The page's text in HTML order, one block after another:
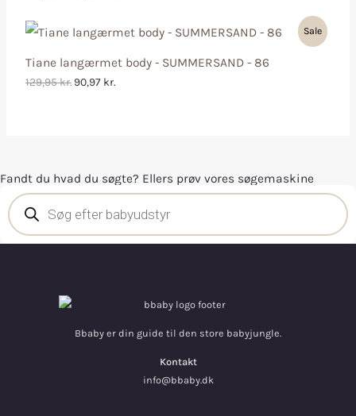
Tiane langærmet body - SUMMERSAND - 86
Sale
129,95kr. 90,97 kr.
Fandt du hvad du søgte? Ellers prøv vores søgemaskine
Bbaby er din guide til den store babyjungle.
Kontakt
info@bbaby.dk